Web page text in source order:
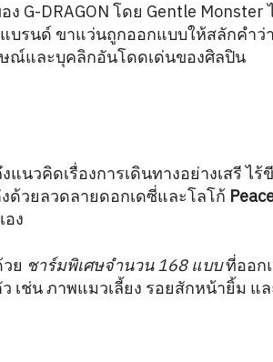
G-DRAGON โดย Gentle
รนด์ ขาแว่นถูกออกแบบให้สลักคำว่า
ณ์และบุคลิกอันโดดเด่นของศิลปิน
วคิดเรื่องการเดินทางอย่างเสรี ไร้
ด้วยลวดลายดอกเดซี่และโลโก้
ง
ย ชาร์มพิเศษจำนวน 168 แบบที่ออก
เช่น ภาพแมวเลี้ยง รอยสักหน้ายิ้ม